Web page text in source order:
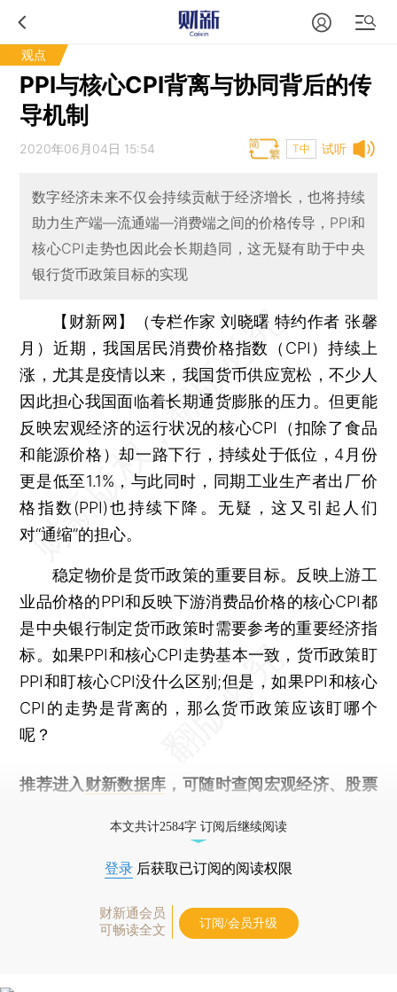
观点
PPI与核心CPI背离与协同背后的传
导机制
试听
2020年06月04日 15:54 T中
数字经济未来不仅会持续贡献于经济增长，也将持续
助力生产端—流通端—消费端之间的价格传导，PPI和
核心CPI走势也因此会长期趋同，这无疑有助于中央
银行货币政策目标的实现
【财新网】（专栏作家 刘晓曙 特约作者 张馨
月） 近期，我国居民消费价格指数（CPI）持续上
涨，尤其是疫情以来，我国货币供应宽松，不少人
因此担心我国面临着长期通货膨胀的压力。但更能
反映宏观经济的运行状况的核心CPI（扣除了食品
和能源价格）却一路下行，持续处于低位，4月份
更是低至1.1%，与此同时，同期工业生产者出厂价
格指数(PPI)也持续下降。无疑，这又引起人们
对“通缩”的担心。
稳定物价是货币政策的重要目标。反映上游工
业品价格的PPI和反映下游消费品价格的核心CPI都
是中央银行制定货币政策时需要参考的重要经济指
标。如果PPI和核心CPI走势基本一致，货币政策盯
PPI和盯核心CPI没什么区别;但是，如果PPI和核心
CPI的走势是背离的，那么货币政策应该盯哪个
呢？
推荐进入 财新数据库 ，可随时查阅宏观经济、股票
本文共计2584字 订阅后继续阅读
登录 后获取已订阅的阅读权限
财新通会员
可畅读全文
订阅/会员升级